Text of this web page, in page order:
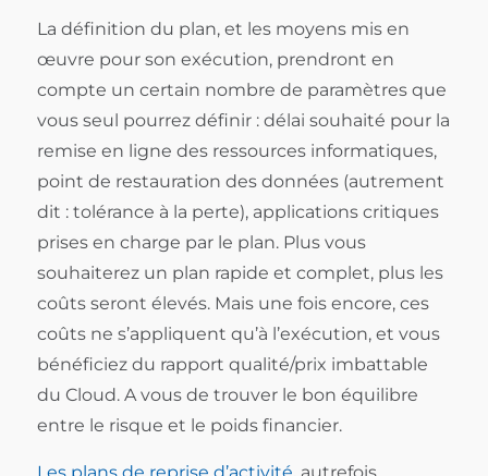
La définition du plan, et les moyens mis en
œuvre pour son exécution, prendront en
compte un certain nombre de paramètres que
vous seul pourrez définir : délai souhaité pour la
remise en ligne des ressources informatiques,
point de restauration des données (autrement
dit : tolérance à la perte), applications critiques
prises en charge par le plan. Plus vous
souhaiterez un plan rapide et complet, plus les
coûts seront élevés. Mais une fois encore, ces
coûts ne s’appliquent qu’à l’exécution, et vous
bénéficiez du rapport qualité/prix imbattable
du Cloud. A vous de trouver le bon équilibre
entre le risque et le poids financier.